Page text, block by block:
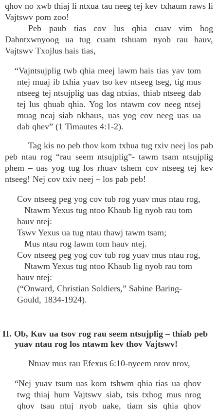
qhov no xwb thiaj li ntxua tau neeg tej kev txhaum raws li
Vajtswv pom zoo!
Peb paub tias cov lus qhia cuav vim hog
Dabntxwnyoog ua tug cuam tshuam nyob rau hauv,
Vajtswv Txojlus hais tias,
“Vajntsujplig twb qhia meej lawm hais tias yav tom
ntej muaj ib txhia yuav tso kev ntseeg tseg, tig mus
ntseeg tej ntsujplig uas dag ntxias, thiab ntseeg dab
tej lus qhuab qhia. Yog los ntawm cov neeg ntsej
muag ncaj siab nkhaus, uas yog cov neeg uas ua
dab qhev” (1 Timautes 4:1-2).
Tag kis no peb thov kom txhua tug txiv neej los pab
peb ntau rog “rau seem ntsujplig”- tawm tsam ntsujplig
phem – uas yog tug los rhuav tshem cov ntseeg tej kev
ntseeg! Nej cov txiv neej – los pab peb!
Cov ntseeg peg yog cov tub rog yuav mus ntau rog,
Ntawm Yexus tug ntoo Khaub lig nyob rau tom
hauv ntej:
Tswv Yexus ua tug ntau thawj tawm tsam;
Mus ntau rog lawm tom hauv ntej.
Cov ntseeg peg yog cov tub rog yuav mus ntau rog,
Ntawm Yexus tug ntoo Khaub lig nyob rau tom
hauv ntej:
(“Onward, Christian Soldiers,” Sabine Baring-
Gould, 1834-1924).
II. Ob, Kuv ua tsov rog rau seem ntsujplig – thiab peb
yuav ntau rog los ntawm kev thov Vajtswv!
Ntuav mus rau Efexus 6:10-nyeem nrov nrov,
“Nej yuav tsum uas kom tshwm qhia tias ua qhov
twg thiaj hum Vajtswv siab, tsis txhog mus nrog
qhov tsau ntuj nyob uake, tiam sis qhia qhov